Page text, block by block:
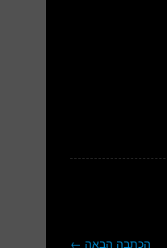
הכתבה הבאה ←